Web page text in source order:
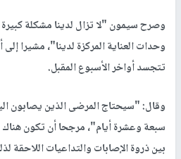
وصرح سيمون "لا تزال لدينا مشكلة
وحدات العناية المركزة لدينا"، مشيرا
تتجسد أواخر الأسبوع المقبل.
وقال: "سيحتاج المرضى الذين يصابون
سبعة وعشرة أيام"، مرجحا أن تكون هناك
بين ذروة الإصابات والتداعيات اللاحقة